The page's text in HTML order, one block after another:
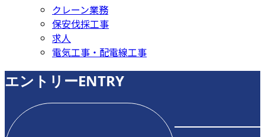
クレーン業務
保安伐採工事
求人
電気工事・配電線工事
エントリーENTRY